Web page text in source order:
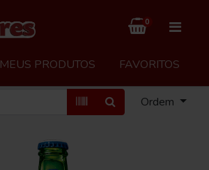
0
MEUS PRODUTOS FAVORITOS
Ordem